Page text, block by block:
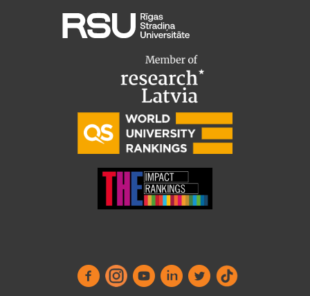
Pētniecība
Zinātniskie institūti un laboratorijas
Pētniecības datu pārvaldība
RSU zinātnes portāls
Zinātnes ietekme
Pētniecības platformas
Pētniecības projekti